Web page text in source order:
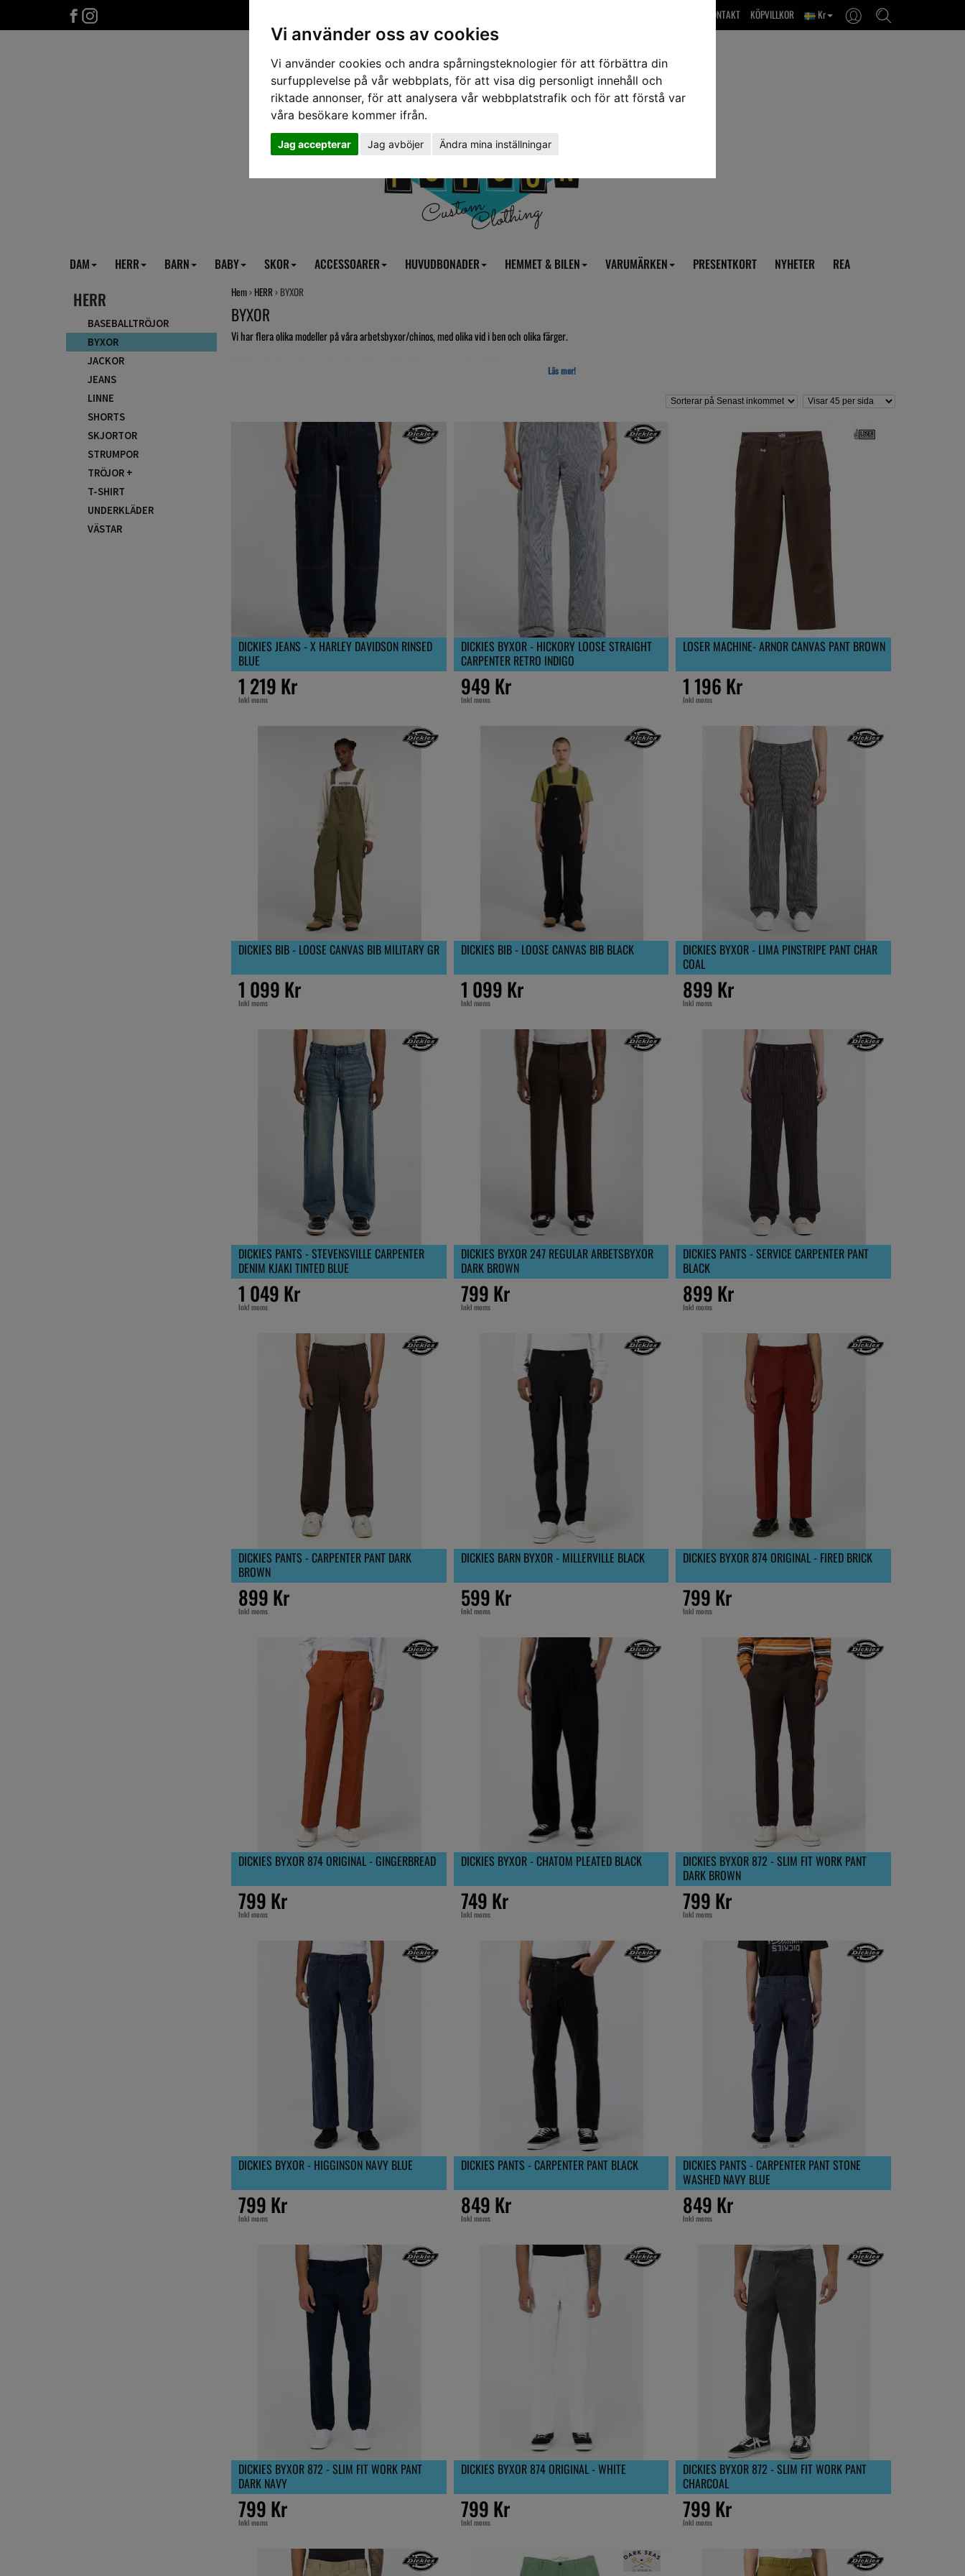
Vi använder oss av cookies
Vi använder cookies och andra spårningsteknologier för att förbättra din
surfupplevelse på vår webbplats, för att visa dig personligt innehåll och
riktade annonser, för att analysera vår webbplatstrafik och för att förstå var
våra besökare kommer ifrån.
Jag accepterar Jag avböjer Ändra mina inställningar
Kr
KÖPVILLKOR
OM OSS & KONTAKT
DAM HERR BARN BABY SKOR ACCESSOARER HUVUDBONADER HEMMET & BILEN VARUMÄRKEN PRESENTKORT NYHETER REA
HERR
BASEBALLTRÖJOR
BYXOR
JACKOR
JEANS
LINNE
SHORTS
SKJORTOR
STRUMPOR
TRÖJOR +
T-SHIRT
UNDERKLÄDER
VÄSTAR
Hem › HERR › BYXOR
BYXOR
Vi har flera olika modeller på våra arbetsbyxor/chinos, med olika vid i ben och olika färger.
Läs mer!
DICKIES JEANS - X HARLEY DAVIDSON RINSED
BLUE
1 219 Kr
Inkl moms
DICKIES BYXOR - HICKORY LOOSE STRAIGHT
CARPENTER RETRO INDIGO
949 Kr
Inkl moms
LOSER MACHINE- ARNOR CANVAS PANT BROWN
1 196 Kr
Inkl moms
DICKIES BIB - LOOSE CANVAS BIB MILITARY GR
1 099 Kr
Inkl moms
DICKIES BIB - LOOSE CANVAS BIB BLACK
1 099 Kr
Inkl moms
DICKIES BYXOR - LIMA PINSTRIPE PANT CHAR
COAL
899 Kr
Inkl moms
DICKIES PANTS - STEVENSVILLE CARPENTER
DENIM KJAKI TINTED BLUE
1 049 Kr
Inkl moms
DICKIES BYXOR 247 REGULAR ARBETSBYXOR
DARK BROWN
799 Kr
Inkl moms
DICKIES PANTS - SERVICE CARPENTER PANT
BLACK
899 Kr
Inkl moms
DICKIES PANTS - CARPENTER PANT DARK
BROWN
899 Kr
Inkl moms
DICKIES BARN BYXOR - MILLERVILLE BLACK
599 Kr
Inkl moms
DICKIES BYXOR 874 ORIGINAL - FIRED BRICK
799 Kr
Inkl moms
DICKIES BYXOR 874 ORIGINAL - GINGERBREAD
799 Kr
Inkl moms
DICKIES BYXOR - CHATOM PLEATED BLACK
749 Kr
Inkl moms
DICKIES BYXOR 872 - SLIM FIT WORK PANT
DARK BROWN
799 Kr
Inkl moms
DICKIES BYXOR - HIGGINSON NAVY BLUE
799 Kr
Inkl moms
DICKIES PANTS - CARPENTER PANT BLACK
849 Kr
Inkl moms
DICKIES PANTS - CARPENTER PANT STONE
WASHED NAVY BLUE
849 Kr
Inkl moms
DICKIES BYXOR 872 - SLIM FIT WORK PANT
DARK NAVY
799 Kr
Inkl moms
DICKIES BYXOR 874 ORIGINAL - WHITE
799 Kr
Inkl moms
DICKIES BYXOR 872 - SLIM FIT WORK PANT
CHARCOAL
799 Kr
Inkl moms